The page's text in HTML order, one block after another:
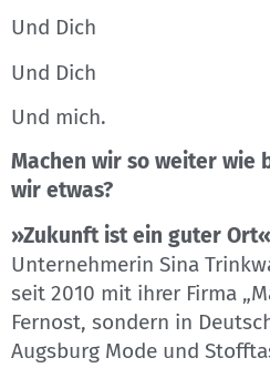
Und Dich
Und Dich
Und mich.
Machen wir so weiter wie
wir etwas?
»Zukunft ist ein guter
Unternehmerin Sina
seit 2010 mit ihrer Firma
Fernost, sondern in
Augsburg Mode und